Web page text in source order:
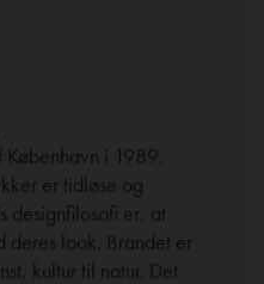
i 1989,
er tidløse og
designfilosofi er, at
deres look. Brandet er
kultur til natur. Det